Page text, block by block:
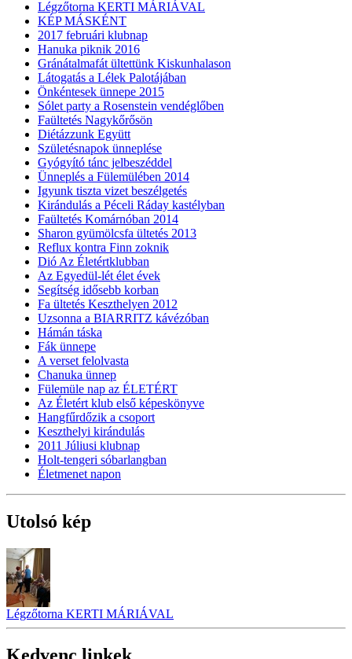
Légzőtorna KERTI MÁRIÁVAL
KÉP MÁSKÉNT
2017 februári klubnap
Hanuka piknik 2016
Gránátalmafát ültettünk Kiskunhalason
Látogatás a Lélek Palotájában
Önkéntesek ünnepe 2015
Sólet party a Rosenstein vendéglőben
Faültetés Nagykőrősön
Diétázzunk Együtt
Születésnapok ünneplése
Gyógyító tánc jelbeszéddel
Ünneplés a Fülemülében 2014
Igyunk tiszta vizet beszélgetés
Kirándulás a Péceli Ráday kastélyban
Faültetés Komárnóban 2014
Sharon gyümölcsfa ültetés 2013
Reflux kontra Finn zoknik
Dió Az Életértklubban
Az Egyedül-lét élet évek
Segítség idősebb korban
Fa ültetés Keszthelyen 2012
Uzsonna a BIARRITZ kávézóban
Hámán táska
Fák ünnepe
A verset felolvasta
Chanuka ünnep
Fülemüle nap az ÉLETÉRT
Az Életért klub első képeskönyve
Hangfűrdőzik a csoport
Keszthelyi kirándulás
2011 Júliusi klubnap
Holt-tengeri sóbarlangban
Életmenet napon
Utolsó kép
Légzőtorna KERTI MÁRIÁVAL
Kedvenc linkek